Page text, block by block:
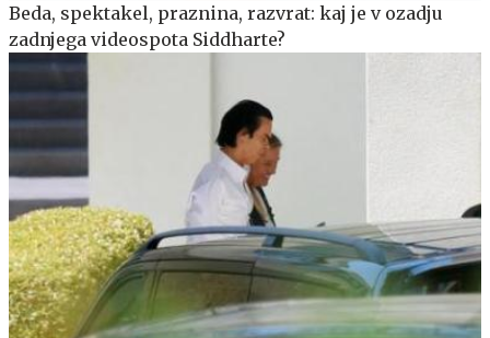
Beda, spektakel, praznina, razvrat: kaj je v ozadju
zadnjega videospota Siddharte?